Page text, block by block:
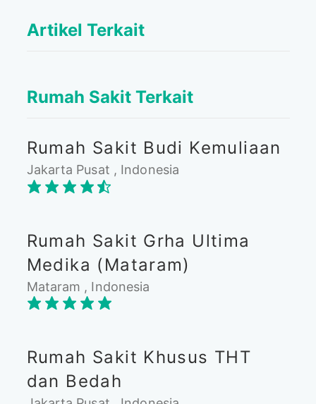
Artikel Terkait
Rumah Sakit Terkait
Rumah Sakit Budi Kemuliaan
Jakarta Pusat , Indonesia
Rumah Sakit Grha Ultima
Medika (Mataram)
Mataram , Indonesia
Rumah Sakit Khusus THT
dan Bedah